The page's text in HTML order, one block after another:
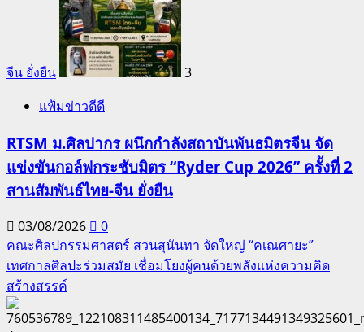
จีน ยั่งยืน
3
แฟ้มข่าวดีดี
RTSM ม.ศิลปากร ผนึกกำลังสถาบันพันธมิตรจีน จัด
แข่งขันกอล์ฟกระชับมิตร “Ryder Cup 2026” ครั้งที่ 2
สานสัมพันธ์ไทย-จีน ยั่งยืน
03/08/2026
0
คณะศิลปกรรมศาสตร์ สวนสุนันทา จัดใหญ่ “คเณศายะ”
เทศกาลศิลปะร่วมสมัย เชื่อมโยงผู้คนด้วยพลังแห่งความคิด
สร้างสรรค์